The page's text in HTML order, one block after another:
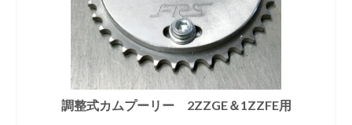
調整式カムプーリー 2ZZGE＆1ZZFE用